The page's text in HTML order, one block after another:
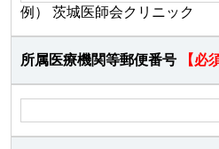
例） 茨城医師会クリニック
所属医療機関等郵便番号 【必